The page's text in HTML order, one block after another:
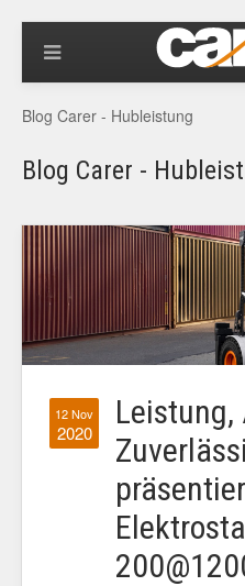
Blog Carer - Hubleistung
Blog Carer -
12 Nov
2020
Leistung,